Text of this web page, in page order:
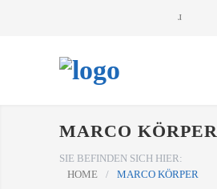
MARCO KÖRPER
SIE BEFINDEN SICH HIER:
HOME
/ MARCO KÖRPER